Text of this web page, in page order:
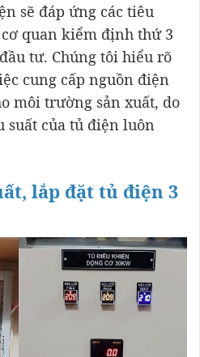
sẽ đáp ứng các tiêu
quan kiểm định thứ 3
tư. Chúng tôi hiểu rõ
cung cấp nguồn điện
môi trường sản xuất, do
suất của tủ điện luôn
lắp đặt tủ điện 3